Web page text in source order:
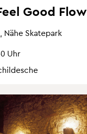
Good Flow
Nähe Skate­park
Uhr